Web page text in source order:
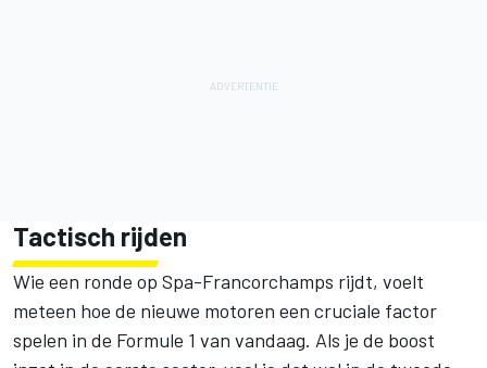
Tactisch rijden
Wie een ronde op Spa-Francorchamps rijdt, voelt
meteen hoe de nieuwe motoren een cruciale factor
spelen in de Formule 1 van vandaag. Als je de boost